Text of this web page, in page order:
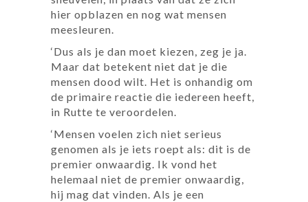
hier opblazen en nog wat mensen
meesleuren.
‘Dus als je dan moet kiezen, zeg je ja.
Maar dat betekent niet dat je die
mensen dood wilt. Het is onhandig om
de primaire reactie die iedereen heeft,
in Rutte te veroordelen.
‘Mensen voelen zich niet serieus
genomen als je iets roept als: dit is de
premier onwaardig. Ik vond het
helemaal niet de premier onwaardig,
hij mag dat vinden. Als je een